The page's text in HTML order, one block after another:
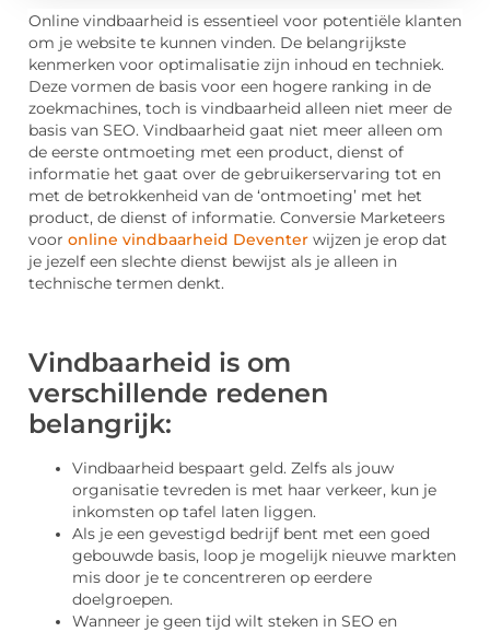
Online vindbaarheid is essentieel voor potentiële klanten
om je website te kunnen vinden. De belangrijkste
kenmerken voor optimalisatie zijn inhoud en techniek.
Deze vormen de basis voor een hogere ranking in de
zoekmachines, toch is vindbaarheid alleen niet meer de
basis van SEO. Vindbaarheid gaat niet meer alleen om
de eerste ontmoeting met een product, dienst of
informatie het gaat over de gebruikerservaring tot en
met de betrokkenheid van de ‘ontmoeting’ met het
product, de dienst of informatie. Conversie Marketeers
voor online vindbaarheid Deventer wijzen je erop dat
je jezelf een slechte dienst bewijst als je alleen in
technische termen denkt.
Vindbaarheid is om
verschillende redenen
belangrijk:
Vindbaarheid bespaart geld. Zelfs als jouw
organisatie tevreden is met haar verkeer, kun je
inkomsten op tafel laten liggen.
Als je een gevestigd bedrijf bent met een goed
gebouwde basis, loop je mogelijk nieuwe markten
mis door je te concentreren op eerdere
doelgroepen.
Wanneer je geen tijd wilt steken in SEO en